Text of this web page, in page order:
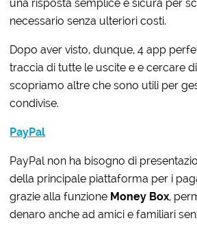
una risposta semplice e sicura per
necessario senza ulteriori costi.
Dopo aver visto, dunque, 4 app
traccia di tutte le uscite e e cercare
scopriamo altre che sono utili per
condivise.
PayPal
PayPal non ha bisogno di
della principale piattaforma per i
grazie alla funzione Money Box,
denaro anche ad amici e familiari